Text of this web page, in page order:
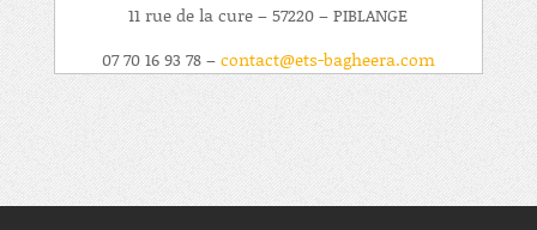
11 rue de la cure – 57220 – PIBLANGE
07 70 16 93 78 –contact@ets-bagheera.com